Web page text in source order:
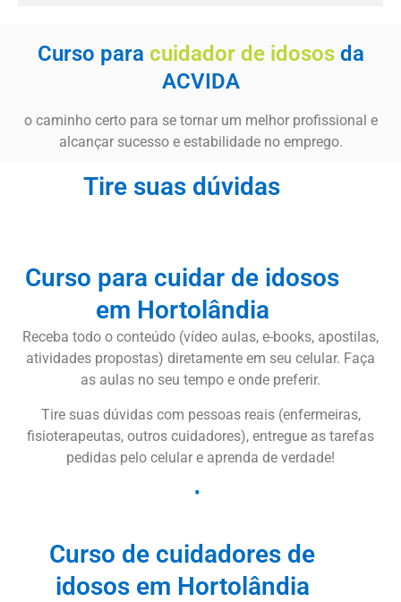
Curso para cuidador de idosos da
ACVIDA
o caminho certo para se tornar um melhor profissional e
alcançar sucesso e estabilidade no emprego.
Tire suas dúvidas
Curso para cuidar de idosos
em Hortolândia
Receba todo o conteúdo (vídeo aulas, e-books, apostilas,
atividades propostas) diretamente em seu celular. Faça
as aulas no seu tempo e onde preferir.
Tire suas dúvidas com pessoas reais (enfermeiras,
fisioterapeutas, outros cuidadores), entregue as tarefas
pedidas pelo celular e aprenda de verdade!
Curso de cuidadores de
idosos em Hortolândia